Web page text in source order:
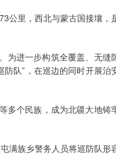
公里，西北与蒙古国接壤，
为进一步构筑全覆盖、无缝
队”，在巡边的同时开展治
多个民族，成为北疆大地铸
满族乡警务人员将巡防队形